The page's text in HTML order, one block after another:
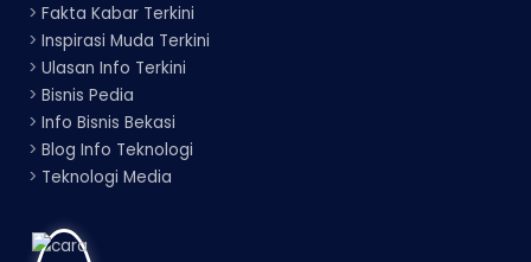
> Fakta Kabar Terkini
> Inspirasi Muda Terkini
> Ulasan Info Terkini
> Bisnis Pedia
> Info Bisnis Bekasi
> Blog Info Teknologi
> Teknologi Media